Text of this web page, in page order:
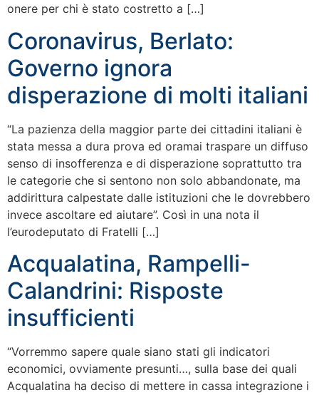
onere per chi è stato costretto a […]
Coronavirus, Berlato:
Governo ignora
disperazione di molti italiani
“La pazienza della maggior parte dei cittadini italiani è
stata messa a dura prova ed oramai traspare un diffuso
senso di insofferenza e di disperazione soprattutto tra
le categorie che si sentono non solo abbandonate, ma
addirittura calpestate dalle istituzioni che le dovrebbero
invece ascoltare ed aiutare”. Così in una nota il
l’eurodeputato di Fratelli […]
Acqualatina, Rampelli-
Calandrini: Risposte
insufficienti
“Vorremmo sapere quale siano stati gli indicatori
economici, ovviamente presunti…, sulla base dei quali
Acqualatina ha deciso di mettere in cassa integrazione i